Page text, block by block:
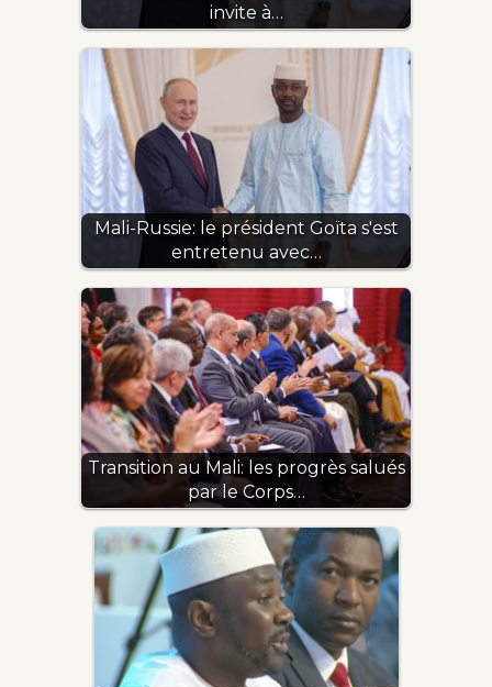
invite à…
Mali-Russie: le président Goïta s'est
entretenu avec…
Transition au Mali: les progrès salués
par le Corps…